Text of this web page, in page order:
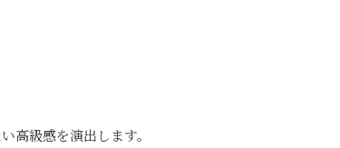
高級感を演出します。